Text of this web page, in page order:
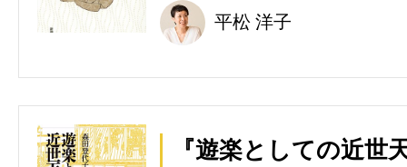
平松 洋子
『遊楽としての近世